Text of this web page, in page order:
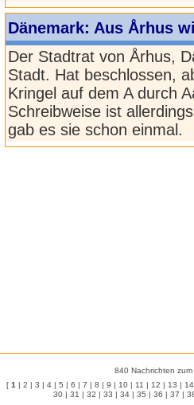
Dänemark: Aus Århus
Der Stadtrat von Århus,
Stadt. Hat beschlossen,
Kringel auf dem A durch
Schreibweise ist
gab es sie schon einmal.
840 Nachrichten
[ 1 | 2 | 3 | 4| 5 | 6 | 7 | 8 | 9 | 10| 11 | 12 | 13 | 14
30 | 31 | 32 | 33 | 34 | 35 | 36 | 37 |